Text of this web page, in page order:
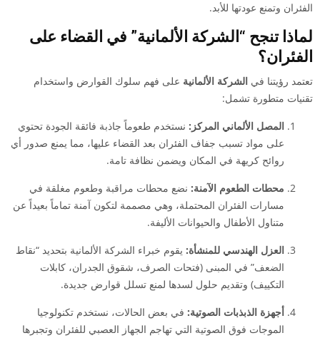
الفئران وتمنع عودتها للأبد.
لماذا تنجح “الشركة الألمانية” في القضاء على
الفئران؟
تعتمد رؤيتنا في الشركة الألمانية على فهم سلوك القوارض واستخدام
تقنيات متطورة تشمل:
المصل الألماني المركز: نستخدم طعوماً جاذبة فائقة الجودة تحتوي
على مواد تسبب جفاف الفئران بعد القضاء عليها، مما يمنع صدور أي
روائح كريهة في المكان ويضمن نظافة تامة.
محطات الطعوم الآمنة: نضع محطات مراقبة وطعوم مغلقة في
مسارات الفئران المحتملة، وهي مصممة لتكون آمنة تماماً بعيداً عن
متناول الأطفال والحيوانات الأليفة.
العزل الهندسي للمنشأة: يقوم خبراء الشركة الألمانية بتحديد “نقاط
الضعف” في المبنى (فتحات الصرف، شقوق الجدران، كابلات
التكييف) وتقديم حلول لسدها لمنع تسلل قوارض جديدة.
أجهزة الذبذبات الصوتية: في بعض الحالات، نستخدم تكنولوجيا
الموجات فوق الصوتية التي تهاجم الجهاز العصبي للفئران وتجبرها